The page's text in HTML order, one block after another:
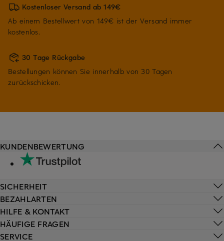
Kostenloser Versand ab 149€
Ab einem Bestellwert von 149€ ist der Versand immer
kostenlos.
30 Tage Rückgabe
Bestellungen können Sie innerhalb von 30 Tagen
zurückschicken.
HILFE & KONTAKT
HÄUFIGE FRAGEN
SERVICE
KUNDENBEWERTUNG
SICHERHEIT
BEZAHLARTEN